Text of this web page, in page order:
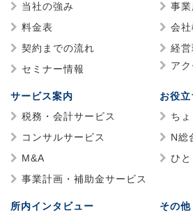
当社の強み
料金表
契約までの流れ
セミナー情報
事
会
経営
ア
サービス案内
税務・会計サービス
コンサルサービス
M&A
事業計画・補助金サービス
お役立
ち
N総
ひ
所内インタビュー
その他